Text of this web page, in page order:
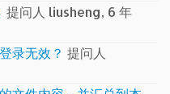
提问人 liusheng, 6 年
录无效？ 提问人